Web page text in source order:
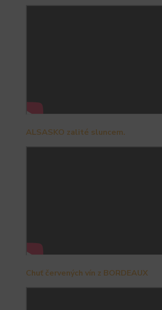
ALSASKO zalité sluncem.
Chuť červených vín z BORDEAUX